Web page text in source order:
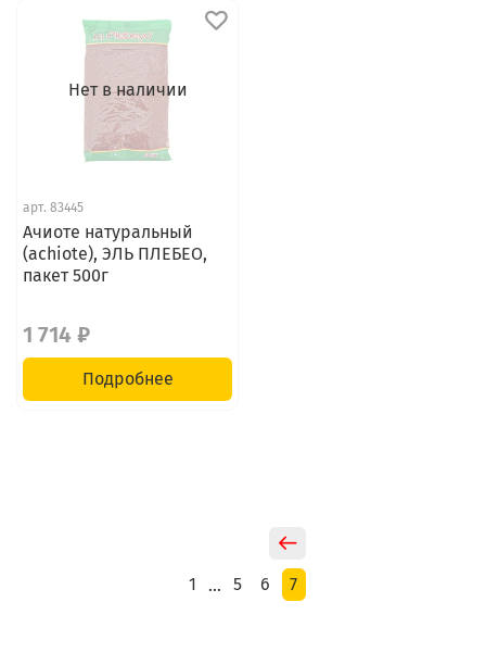
Нет в наличии
арт. 83445
Ачиоте натуральный
(achiote), ЭЛЬ ПЛЕБЕО,
пакет 500г
1 714 ₽
Подробнее
1 … 5 6 7